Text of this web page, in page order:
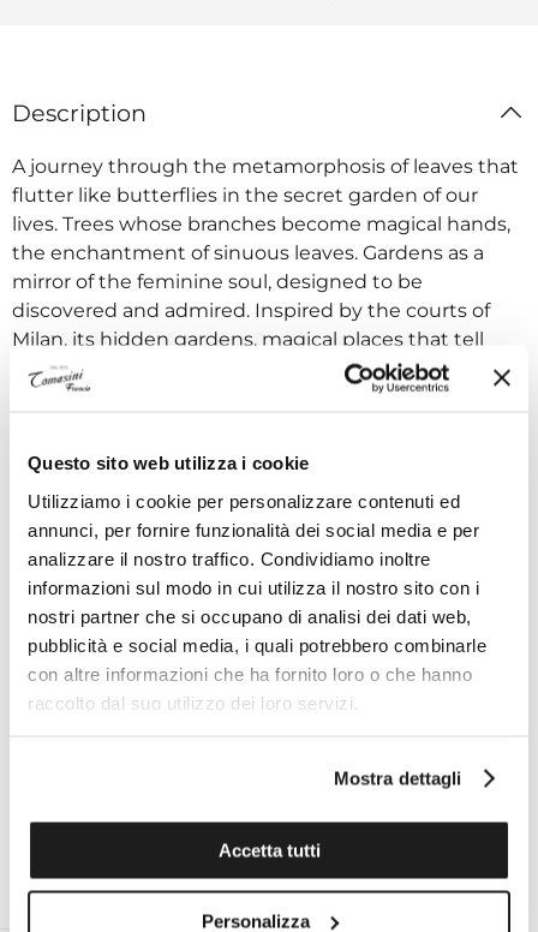
Questo sito web utilizza i cookie
Utilizziamo i cookie per personalizzare contenuti ed
annunci, per fornire funzionalità dei social media e per
analizzare il nostro traffico. Condividiamo inoltre
informazioni sul modo in cui utilizza il nostro sito con i
nostri partner che si occupano di analisi dei dati web,
pubblicità e social media, i quali potrebbero combinarle
con altre informazioni che ha fornito loro o che hanno
raccolto dal suo utilizzo dei loro servizi.
Mostra dettagli
Accetta tutti
Personalizza
Description
A journey through the metamorphosis of leaves that
flutter like butterflies in the secret garden of our
lives. Trees whose branches become magical hands,
the enchantment of sinuous leaves. Gardens as a
mirror of the feminine soul, designed to be
discovered and admired. Inspired by the courts of
Milan, its hidden gardens, magical places that tell
stories of secret encounters, art, and nature. A tribute
to feminine worlds filled with passion. Flowers, leaves,
on the skin.
18K White Gold Earrings White Diamonds: 2.71 ct.
Technical specifications
ADVANTAGES OF BUYING FROM TOMASINI
ON DEMAND PERSONAL EXPERT
OFFICIAL TECHNICAL ASSISTANCE